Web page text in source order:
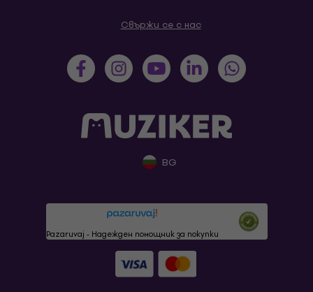
Свържи се с нас
BG
Pazaruvaj - Надежден помощник за покупки